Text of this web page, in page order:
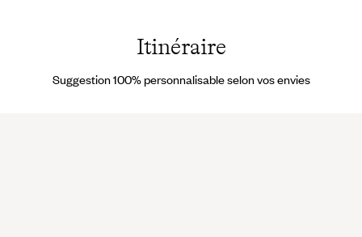
Bartrina
Itinéraire
Suggestion 100% personnalisable selon vos envies